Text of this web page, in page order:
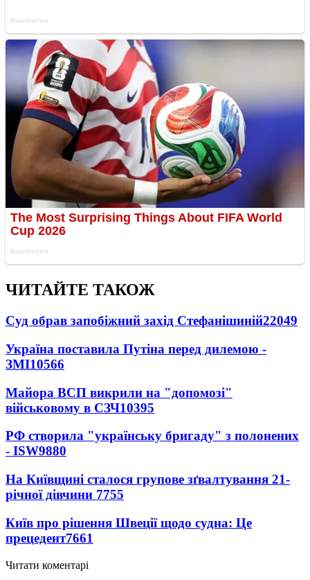
ЧИТАЙТЕ ТАКОЖ
Суд обрав запобіжний захід Стефанішиній22049
Україна поставила Путіна перед дилемою -
ЗМІ10566
Майора ВСП викрили на "допомозі"
військовому в СЗЧ10395
РФ створила "українську бригаду" з полонених
- ISW9880
На Київщині сталося групове зґвалтування 21-
річної дівчини 7755
Київ про рішення Швеції щодо судна: Це
прецедент7661
Читати коментарі